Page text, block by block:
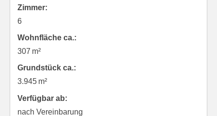
Zimmer:
6
Wohnfläche ca.:
307 m²
Grund­stück ca.:
3.945 m²
Verfügbar ab:
nach Vereinbarung